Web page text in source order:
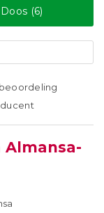
Doos (6)